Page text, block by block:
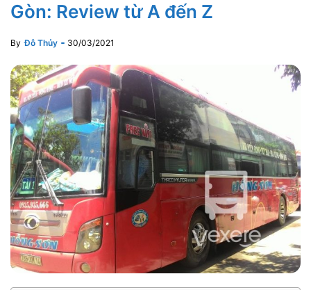
Gòn: Review từ A đến Z
By Đỗ Thủy 30/03/2021